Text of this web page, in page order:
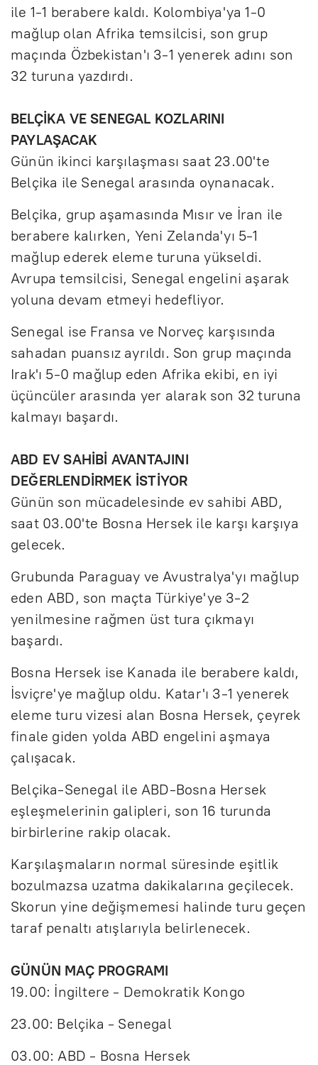
ile 1-1 berabere kaldı. Kolombiya'ya 1-0
mağlup olan Afrika temsilcisi, son grup
maçında Özbekistan'ı 3-1 yenerek adını son
32 turuna yazdırdı.
BELÇİKA VE SENEGAL KOZLARINI
PAYLAŞACAK
Günün ikinci karşılaşması saat 23.00'te
Belçika ile Senegal arasında oynanacak.
Belçika, grup aşamasında Mısır ve İran ile
berabere kalırken, Yeni Zelanda'yı 5-1
mağlup ederek eleme turuna yükseldi.
Avrupa temsilcisi, Senegal engelini aşarak
yoluna devam etmeyi hedefliyor.
Senegal ise Fransa ve Norveç karşısında
sahadan puansız ayrıldı. Son grup maçında
Irak'ı 5-0 mağlup eden Afrika ekibi, en iyi
üçüncüler arasında yer alarak son 32 turuna
kalmayı başardı.
ABD EV SAHİBİ AVANTAJINI
DEĞERLENDİRMEK İSTİYOR
Günün son mücadelesinde ev sahibi ABD,
saat 03.00'te Bosna Hersek ile karşı karşıya
gelecek.
Grubunda Paraguay ve Avustralya'yı mağlup
eden ABD, son maçta Türkiye'ye 3-2
yenilmesine rağmen üst tura çıkmayı
başardı.
Bosna Hersek ise Kanada ile berabere kaldı,
İsviçre'ye mağlup oldu. Katar'ı 3-1 yenerek
eleme turu vizesi alan Bosna Hersek, çeyrek
finale giden yolda ABD engelini aşmaya
çalışacak.
Belçika-Senegal ile ABD-Bosna Hersek
eşleşmelerinin galipleri, son 16 turunda
birbirlerine rakip olacak.
Karşılaşmaların normal süresinde eşitlik
bozulmazsa uzatma dakikalarına geçilecek.
Skorun yine değişmemesi halinde turu geçen
taraf penaltı atışlarıyla belirlenecek.
GÜNÜN MAÇ PROGRAMI
19.00: İngiltere - Demokratik Kongo
23.00: Belçika - Senegal
03.00: ABD - Bosna Hersek